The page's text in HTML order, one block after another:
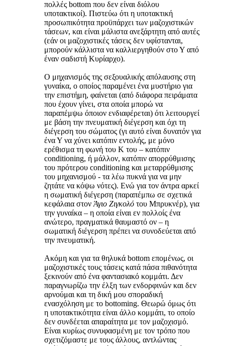
πολλές bottom που δεν είναι διόλου
υποτακτικοί). Πιστεύω ότι η υποτακτική
προσωπικότητα προϋπάρχει των μαζοχιστικών
τάσεων, και είναι μάλιστα ανεξάρτητη από αυτές
(εάν οι μαζοχιστικές τάσεις δεν υφίστανται,
μπορούν κάλλιστα να καλλιεργηθούν στο Υ από
έναν σαδιστή Κυρίαρχο).
Ο μηχανισμός της σεξουαλικής απόλαυσης στη
γυναίκα, ο οποίος παραμένει ένα μυστήριο για
την επιστήμη, φαίνεται (από διάφορα πειράματα
που έχουν γίνει, στα οποία μπορώ να
παραπέμψω όποιον ενδιαφέρεται) ότι λειτουργεί
με βάση την πνευματική διέγερση και όχι τη
διέγερση του σώματος (γι αυτό είναι δυνατόν για
ένα Υ να χύνει κατόπιν εντολής, με μόνο
ερέθισμα τη φωνή του Κ του – κατόπιν
conditioning, ή μάλλον, κατόπιν απορρύθμισης
του πρότερου conditioning και μεταρρύθμισης
του μηχανισμού - τα λέω πυκνά για να μην
ζητάτε να κόψω νότες). Ενώ για τον άντρα αρκεί
η σωματική διέγερση (παραπέμπω σε σχετικά
κεφάλαια στον Άγιο Ζιγκολό του Μπρυκνέρ), για
την γυναίκα – η οποία είναι εν πολλοίς ένα
ανώτερο, πραγματικά θαυμαστό ον – η
σωματική διέγερση πρέπει να συνοδεύεται από
την πνευματική.
Ακόμη και για τα θηλυκά bottom επομένως, οι
μαζοχιστικές τους τάσεις κατά πάσα πιθανότητα
ξεκινούν από ένα φαντασιακό κομμάτι. Δεν
παραγνωρίζω την έλξη των ενδορφινών και δεν
αρνούμαι και τη δική μου σποραδική
ενασχόληση με το bottoming. Θεωρώ όμως ότι
η υποτακτικότητα είναι άλλο κομμάτι, το οποίο
δεν συνδέεται απαραίτητα με τον μαζοχισμό.
Είναι κυρίως συνυφασμένη με τον τρόπο που
σχετιζόμαστε με τους άλλους, αντλώντας